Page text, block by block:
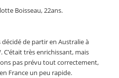
Boisseau, 22ans.
de partir en Australie à
C’était très enrichissant, mais
pas prévu tout correctement,
France un peu rapide.